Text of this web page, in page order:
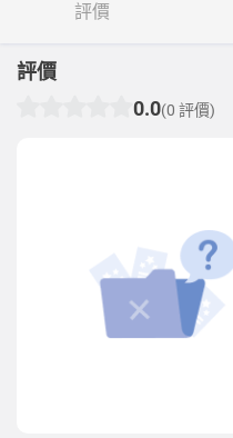
評價
評價
0.0(0 評價)